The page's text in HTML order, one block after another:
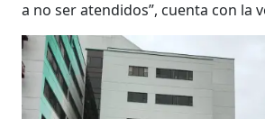
a no ser atendidos”, cuenta con la